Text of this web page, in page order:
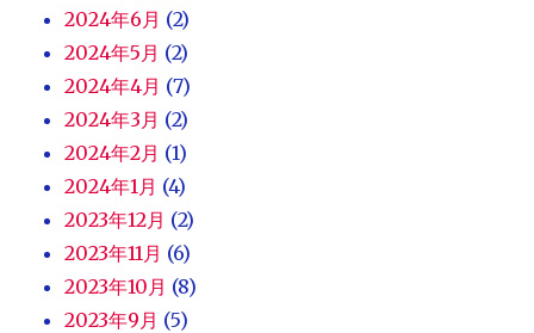
2024年6月 (2)
2024年5月 (2)
2024年4月 (7)
2024年3月 (2)
2024年2月 (1)
2024年1月 (4)
2023年12月 (2)
2023年11月 (6)
2023年10月 (8)
2023年9月 (5)